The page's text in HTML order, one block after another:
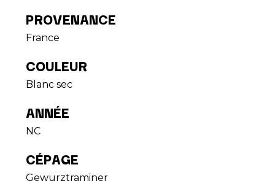
PROVENANCE
France
COULEUR
Blanc sec
ANNÉE
NC
CÉPAGE
Gewurztraminer